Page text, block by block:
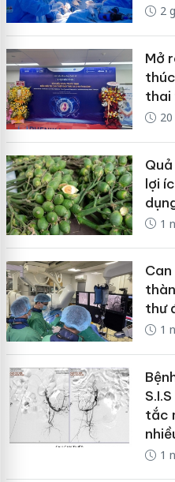
2
Mở
thai
lợi
1
thư
1
tắc
1